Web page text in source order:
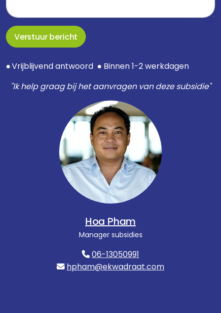
Verstuur bericht
● Vrijblijvend antwoord ● Binnen 1-2 werkdagen
"Ik help graag bij het aanvragen van deze subsidie"
Hoa Pham
Manager subsidies
06-13050991
hpham@ekwadraat.com